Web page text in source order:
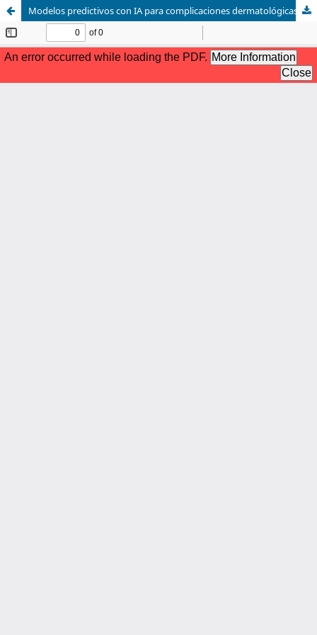
Modelos predictivos con IA para complicaciones dermatológicas y sistémicas y su impacto de la salud gastrointestinal en la recuperación post-quirúrgica y traumatología